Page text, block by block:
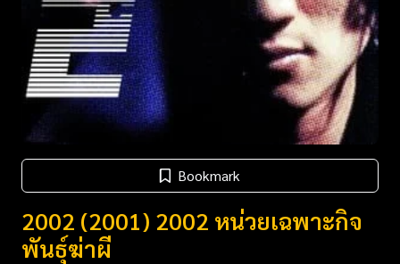
Bookmark
2002 (2001) 2002 หน่วยเฉพาะกิจ
พันธุ์ฆ่าผี